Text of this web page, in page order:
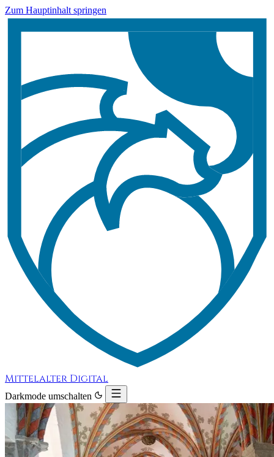
Zum Hauptinhalt springen
Mittelalter Digital
Darkmode umschalten